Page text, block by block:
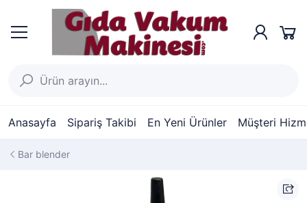
Anasayfa Sipariş Takibi En Yeni Ürünler Müşteri
Bar blender